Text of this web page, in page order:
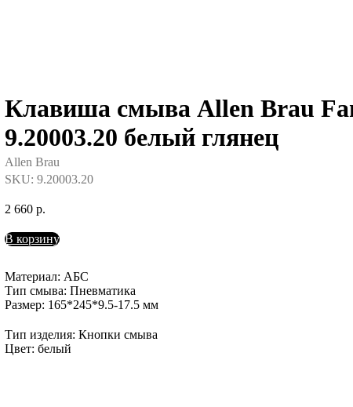
Клавиша смыва Allen Brau
9.20003.20 белый глянец
Allen Brau
SKU: 9.20003.20
2 660 р.
В корзину
Материал: АБС
Тип смыва: Пневматика
Размер: 165*245*9.5-17.5 мм
Тип изделия: Кнопки смыва
Цвет: белый